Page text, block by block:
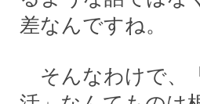
差なんですね。
そんなわけで、